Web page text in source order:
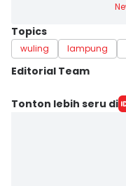
Topics
wuling lampung
Editorial Team
Editor
Tonton lebih seru di